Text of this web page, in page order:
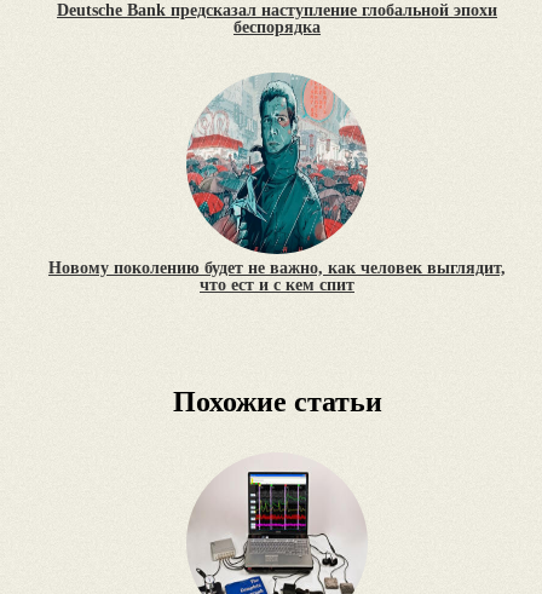
Deutsche Bank предсказал наступление глобальной эпохи
беспорядка
Новому поколению будет не важно, как человек выглядит,
что ест и с кем спит
Похожие статьи